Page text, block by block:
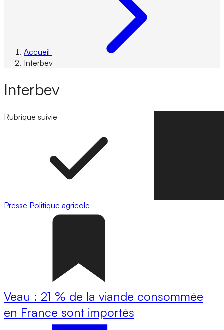
Accueil
Interbev
Interbev
Rubrique suivie
Presse Politique agricole
Veau : 21 % de la viande consommée
en France sont importés